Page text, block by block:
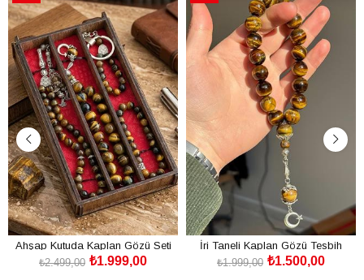
İndirim
%20İndirim
Ahşap Kutuda Kaplan Gözü Seti
Tesbih - Bileklik - Anahtarlık
₺1.999,00
₺2.499,00
İndirim
%25İndirim
İri Taneli Kaplan Gözü Tesbih
₺1.500,00
₺1.999,00